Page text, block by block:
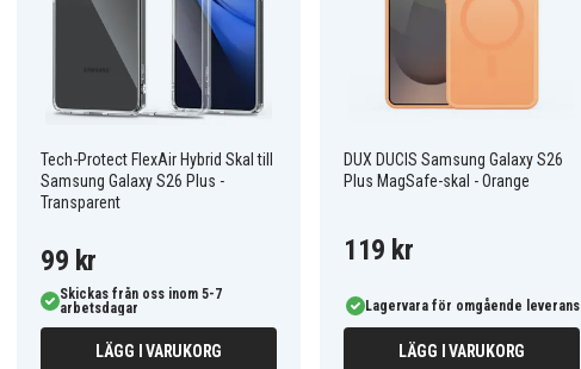
Tech-Protect FlexAir Hybrid Skal till
Samsung Galaxy S26 Plus -
Transparent
99 kr
Skickas från oss inom 5-7
arbetsdagar
LÄGG I VARUKORG
DUX DUCIS Samsung Galaxy S26
Plus MagSafe-skal - Orange
119 kr
Lagervara för omgående leverans
LÄGG I VARUKORG